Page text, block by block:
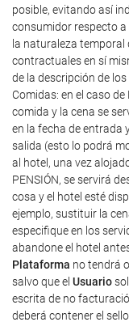
posible, evitando así
consumidor respecto
la naturaleza
contractuales en sí
de la descripción de
Comidas: en el caso de
comida y la cena se
en la fecha de entrada
salida (esto lo podrá
al hotel, una vez
PENSIÓN, se servirá
cosa y el hotel esté
ejemplo, sustituir la
especifique en los
abandone el hotel
Plataforma no tendrá
salvo que el Usuario
escrita de no
deberá contener el